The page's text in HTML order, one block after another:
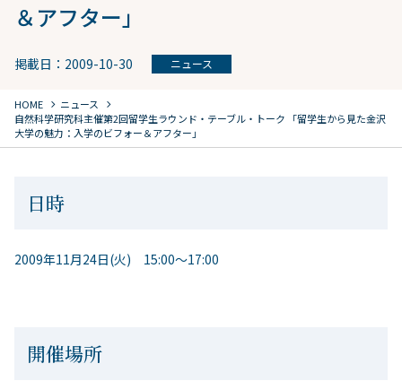
＆アフター」
掲載日：2009-10-30 ニュース
HOME chevron_right ニュース chevron_right
自然科学研究科主催第2回留学生ラウンド・テーブル・トーク 「留学生から見た金沢
大学の魅力：入学のビフォー＆アフター」
日時
2009年11月24日(火) 15:00～17:00
開催場所